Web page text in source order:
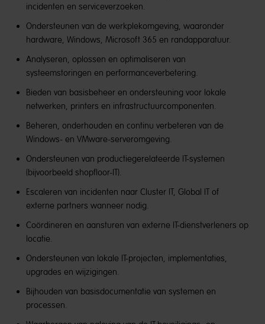
incidenten en serviceverzoeken.
Ondersteunen van de werkplekomgeving, waaronder
hardware, Windows, Microsoft 365 en randapparatuur.
Analyseren, oplossen en optimaliseren van
systeemstoringen en performanceverbetering.
Bieden van basisbeheer en ondersteuning voor lokale
netwerken, printers en infrastructuurcomponenten.
Beheren, onderhouden en continu verbeteren van de
Windows- en VMware-serveromgeving.
Ondersteunen van productiegerelateerde IT-systemen
(bijvoorbeeld shopfloor-IT).
Escaleren van incidenten naar Cluster IT, Global IT of
externe partners wanneer nodig.
Coördineren en aansturen van externe IT-dienstverleners op
locatie.
Ondersteunen van lokale IT-projecten, implementaties,
upgrades en wijzigingen.
Bijhouden van basisdocumentatie van systemen en
processen.